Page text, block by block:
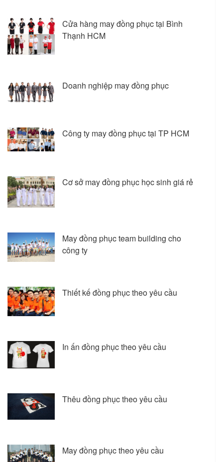
Cửa hàng may đồng phục tại Bình
Thạnh HCM
Doanh nghiệp may đồng phục
Công ty may đồng phục tại TP HCM
Cơ sở may đồng phục học sinh giá rẻ
May đồng phục team building cho
công ty
Thiết kế đồng phục theo yêu cầu
In ấn đồng phục theo yêu cầu
Thêu đồng phục theo yêu cầu
May đồng phục theo yêu cầu